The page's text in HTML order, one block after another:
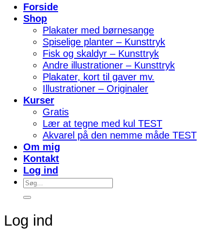
Forside
Shop
Plakater med børnesange
Spiselige planter – Kunsttryk
Fisk og skaldyr – Kunsttryk
Andre illustrationer – Kunsttryk
Plakater, kort til gaver mv.
Illustrationer – Originaler
Kurser
Gratis
Lær at tegne med kul TEST
Akvarel på den nemme måde TEST
Om mig
Kontakt
Log ind
Søg
Log ind